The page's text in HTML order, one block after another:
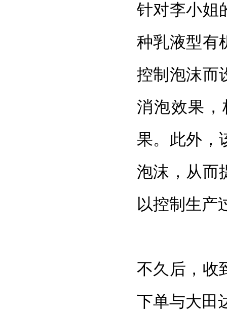
针对李小姐
种乳液型有
控制泡沫而
消泡效果
果。此外，
泡沫，从而
以控制生产
不久后，收
下单与大田